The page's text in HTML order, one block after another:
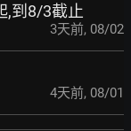
,到8/3截止
3天前, 08/02
4天前, 08/01